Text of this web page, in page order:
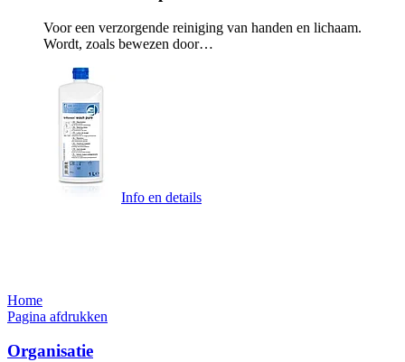
Voor een verzorgende reiniging van handen en lichaam.
Wordt, zoals bewezen door…
Info en details
Home
Pagina afdrukken
Organisatie